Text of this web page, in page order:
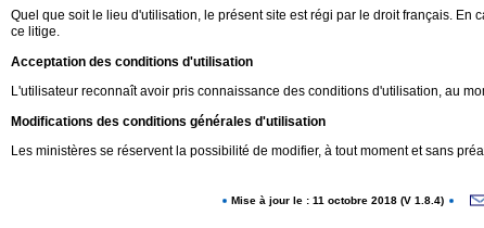
Quel que soit le lieu d'utilisation, le présent site est régi par le droit français.
ce litige.
Acceptation des conditions d'utilisation
L'utilisateur reconnaît avoir pris connaissance des conditions d'utilisation, au
Modifications des conditions générales d'utilisation
Les ministères se réservent la possibilité de modifier, à tout moment et sans
Mise à jour le : 11 octobre 2018 (V 1.8.4)